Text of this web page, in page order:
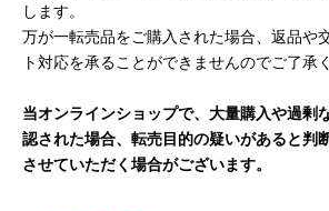
します。
万が一転売品をご購入された場合、返品や
ト対応を承ることができませんのでご了承
当オンラインショップで、大量購入や過剰
認された場合、転売目的の疑いがあると判
させていただく場合がございます。